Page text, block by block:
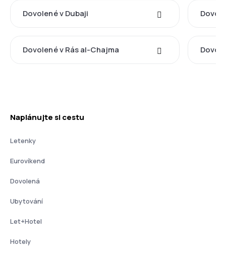
Dovolené v Dubaji
Dovolené v Rás al-Chajma
Naplánujte si cestu
Letenky
Eurovíkend
Dovolená
Ubytování
Let+Hotel
Hotely